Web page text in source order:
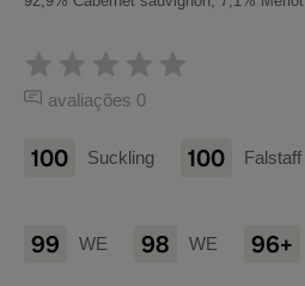
avaliações 0
100 Suckling 100 Falstaff
99 WE 98 WE 96+